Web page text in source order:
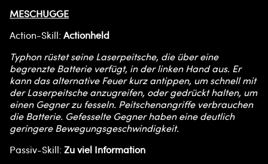
MESCHUGGE
Action-Skill: Actionheld
Typhon rüstet seine Laserpeitsche, die über eine
begrenzte Batterie verfügt, in der linken Hand aus. Er
kann das alternative Feuer kurz antippen, um schnell mit
der Laserpeitsche anzugreifen, oder gedrückt halten, um
einen Gegner zu fesseln. Peitschenangriffe verbrauchen
die Batterie. Gefesselte Gegner haben eine deutlich
geringere Bewegungsgeschwindigkeit.
Passiv-Skill: Zu viel Information